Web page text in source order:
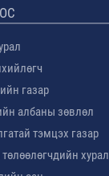
газар
албаны зөвлөл
тэмцэх газар
хурал